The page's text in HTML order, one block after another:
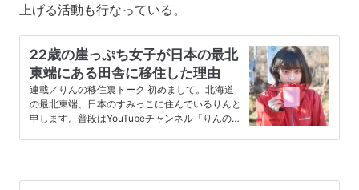
上げる活動も行なっている。
22歳の崖っぷち女子が日本の最北
東端にある田舎に移住した理由
連載／りんの移住裏トーク 初めまして。北海道
の最北東端、日本のすみっこに住んでいるりんと
申します。普段はYouTubeチャンネル「りんの田